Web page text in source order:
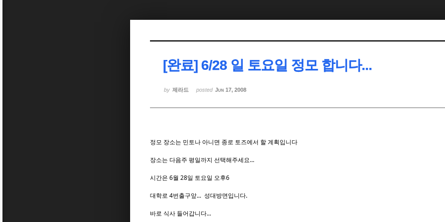
[완료] 6/28 일 토요일 정모 합니다...
by 제라드 posted Jun 17, 2008
정모 장소는 민토나 아니면 종로 토즈에서 할 계획입니다
장소는 다음주 평일까지 선택해주세요...
시간은 6월 28일 토요일 오후6
대학로 4번출구앞... 성대방면입니다.
바로 식사 들어갑니다...
Sketchbook5, 스케치북5
Sketchbook5, 스케치북5
Sketchbook5, 스케치북5
Sketchbook5, 스케치북5